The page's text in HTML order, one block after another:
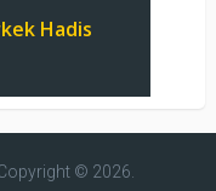
Hadis
© 2026.